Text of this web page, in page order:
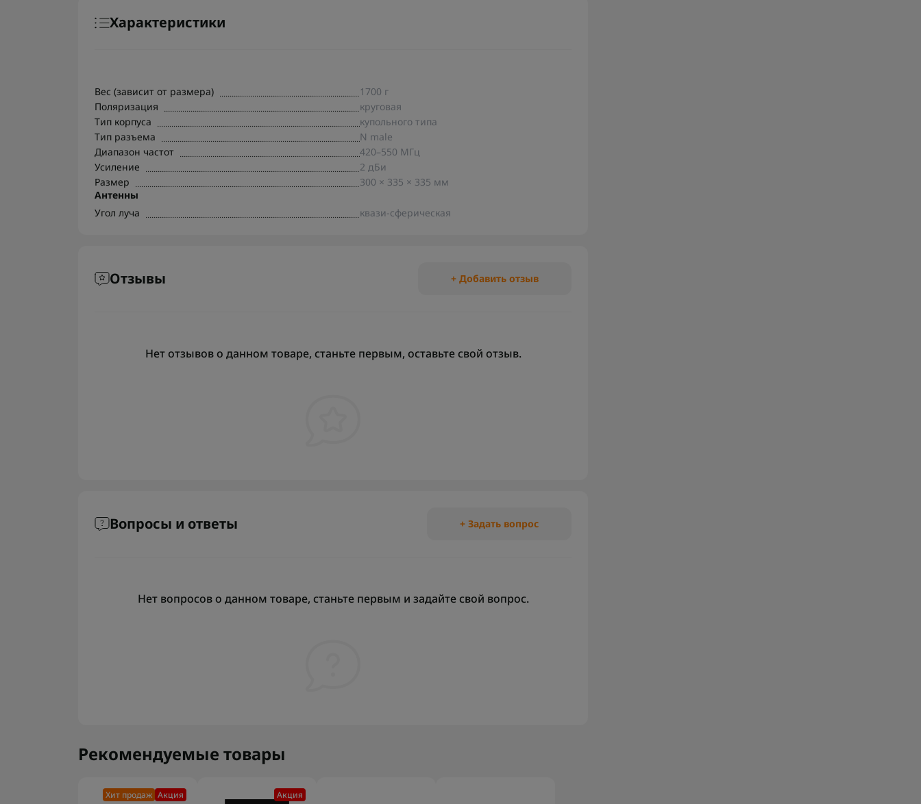
Характеристики
Вес (зависит от размера)
1700 г
Поляризация
круговая
Тип корпуса
купольного типа
Тип разъема
N male
Диапазон частот
420–550 МГц
Усиление
2 дБи
Размер
300 × 335 × 335 мм
Антенны
Угол луча
квази-сферическая
Отзывы + Добавить отзыв
Нет отзывов о данном товаре, станьте первым, оставьте свой отзыв.
Вопросы и ответы + Задать вопрос
Нет вопросов о данном товаре, станьте первым и задайте свой вопрос.
Рекомендуемые товары
Хит продаж Акция Акция